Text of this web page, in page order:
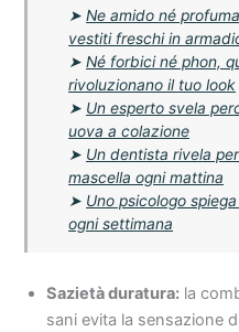
➤Ne amido né
vestiti freschi in
➤Né forbici né phon,
rivoluzionano il tuo look
➤ Un esperto svela
uova a colazione
➤ Un dentista rivela
mascella ogni mattina
➤ Uno psicologo
ogni settimana
Sazietà duratura: la
sani evita la sensazione